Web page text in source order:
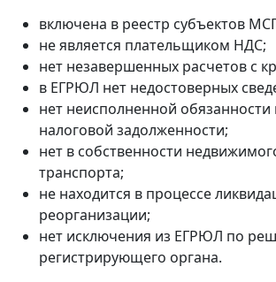
включена в реестр субъектов
не является плательщиком НДС;
нет незавершенных расчетов с
в ЕГРЮЛ нет недостоверных
нет неисполненной обязанности
налоговой задолженности;
нет в собственности
транспорта;
не находится в процессе
реорганизации;
нет исключения из ЕГРЮЛ по
регистрирующего органа.